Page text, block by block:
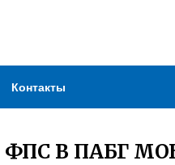
Контакты
В ПАБГ